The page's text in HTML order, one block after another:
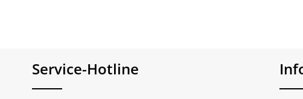
Service-Hotline